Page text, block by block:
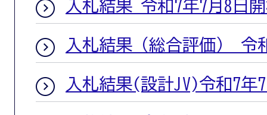
入札結果 令和7年7月8日
入札結果（総合評価） 令
入札結果(設計JV)令和7年